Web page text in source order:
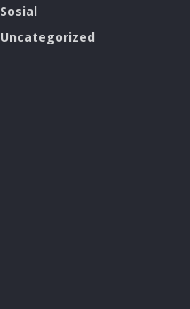
Sosial
Uncategorized